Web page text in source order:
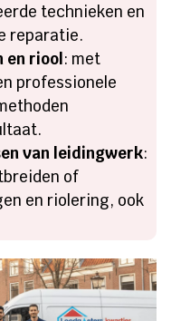
technieken en
reparatie.
en riool: met
professionele
van leidingwerk:
of
en riolering, ook